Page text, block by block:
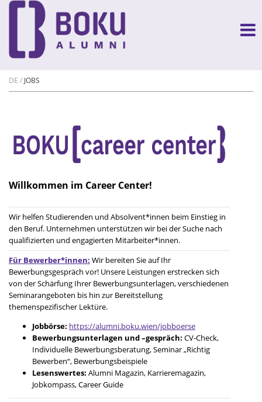
DE JOBS
Willkommen im Career Center!
Wir helfen Studierenden und Absolvent*innen beim Einstieg in
den Beruf. Unternehmen unterstützen wir bei der Suche nach
qualifizierten und engagierten Mitarbeiter*innen.
Für Bewerber*innen: Wir bereiten Sie auf Ihr
Bewerbungsgespräch vor! Unsere Leistungen erstrecken sich
von der Schärfung Ihrer Bewerbungsunterlagen, verschiedenen
Seminarangeboten bis hin zur Bereitstellung
themenspezifischer Lektüre.
Jobbörse: https://alumni.boku.wien/jobboerse
Bewerbungsunterlagen und –gespräch: CV-Check,
Individuelle Bewerbungsberatung, Seminar „Richtig
Bewerben“, Bewerbungsbeispiele
Lesenswertes: Alumni Magazin, Karrieremagazin,
Jobkompass, Career Guide